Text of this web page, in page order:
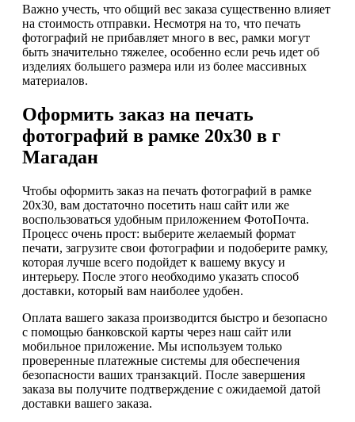
Важно учесть, что общий вес заказа существенно влияет
на стоимость отправки. Несмотря на то, что печать
фотографий не прибавляет много в вес, рамки могут
быть значительно тяжелее, особенно если речь идет об
изделиях большего размера или из более массивных
материалов.
Оформить заказ на печать
фотографий в рамке 20х30 в г
Магадан
Чтобы оформить заказ на печать фотографий в рамке
20х30, вам достаточно посетить наш сайт или же
воспользоваться удобным приложением ФотоПочта.
Процесс очень прост: выберите желаемый формат
печати, загрузите свои фотографии и подоберите рамку,
которая лучше всего подойдет к вашему вкусу и
интерьеру. После этого необходимо указать способ
доставки, который вам наиболее удобен.
Оплата вашего заказа производится быстро и безопасно
с помощью банковской карты через наш сайт или
мобильное приложение. Мы используем только
проверенные платежные системы для обеспечения
безопасности ваших транзакций. После завершения
заказа вы получите подтверждение с ожидаемой датой
доставки вашего заказа.